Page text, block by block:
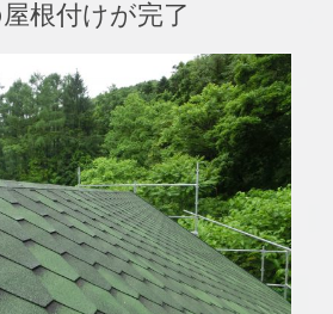
根付けが完了